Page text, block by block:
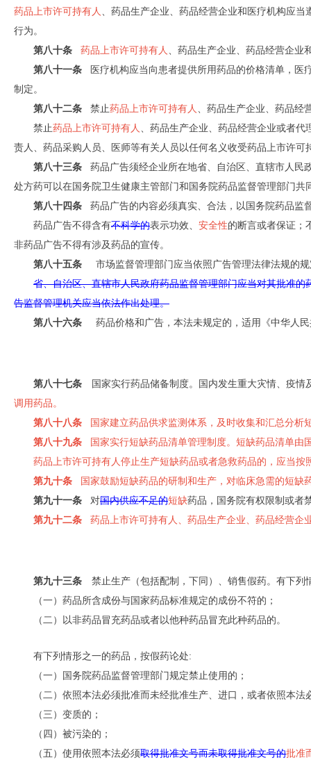
药品上市许可持有人 、药品生产企业、药品经营企业和医疗机构应
行为。
第八十条
药品上市许可持有人 、药品生产企业、药品经营企业
第八十一条 医疗机构应当向患者提供所用药品的价格清单，医
制定。
第八十二条 禁止药品上市许可持有人 、药品生产企业、药品经
禁止药品上市许可持有人 、药品生产企业、药品经营企业或者
责人、药品采购人员、医师等有关人员以任何名义收受药品上市许
第八十三条 药品广告须经企业所在地省、自治区、直辖市人民
处方药可以在国务院卫生健康主管部门和国务院药品监督管理部门
第八十四条
药品广告的内容必须真实、合法，以国务院药品监
药品广告不得含有不科学的表示功效、 安全性的断言或者保证；
非药品广告不得有涉及药品的宣传。
第八十五条
市场监督管理部门应当依照广告管理法律法规的
省、自治区、直辖市人民政府药品监督管理部门应当对其批准
告监督管理机关应当依法作出处理。
第八十六条
药品价格和广告，本法未规定的，适用《中华人
第八十七条 国家实行药品储备制度。国内发生重大灾情、疫情
调用药品。
第八十八条 国家建立药品供求监测体系，及时收集和汇总分析
第八十九条
国家实行短缺药品清单管理制度。短缺药品清单由
药品上市许可持有人停止生产短缺药品或者急救药品的，应当
第九十条
国家鼓励短缺药品的研制和生产，对临床急需的短缺
第九十一条 对国内供应不足的短缺药品，国务院有权限制或者
第九十二条 药品上市许可持有人、药品生产企业、药品经营企
第九十三条 禁止生产（包括配制，下同）、销售假药。有下列
（一）药品所含成份与国家药品标准规定的成份不符的；
（二）以非药品冒充药品或者以他种药品冒充此种药品的。
有下列情形之一的药品，按假药论处:
（一）国务院药品监督管理部门规定禁止使用的；
（二）依照本法必须批准而未经批准生产、进口，或者依照本
（三）变质的；
（四）被污染的；
（五）使用依照本法必须取得批准文号而未取得批准文号的批准